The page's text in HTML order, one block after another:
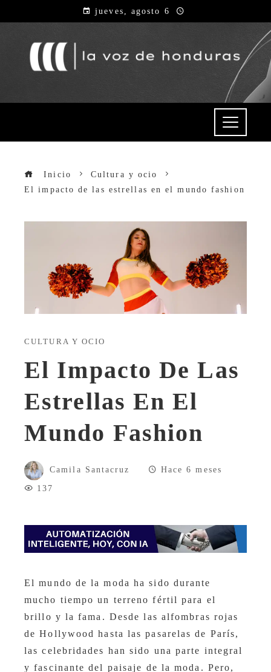
jueves, agosto 6
Inicio
Cultura y ocio
El impacto de las estrellas en el mundo fashion
CULTURA Y OCIO
El Impacto De Las
Estrellas En El
Mundo Fashion
Camila Santacruz
Hace 6 meses
137
El mundo de la moda ha sido durante
mucho tiempo un terreno fértil para el
brillo y la fama. Desde las alfombras rojas
de Hollywood hasta las pasarelas de París,
las celebridades han sido una parte integral
y fascinante del paisaje de la moda. Pero,